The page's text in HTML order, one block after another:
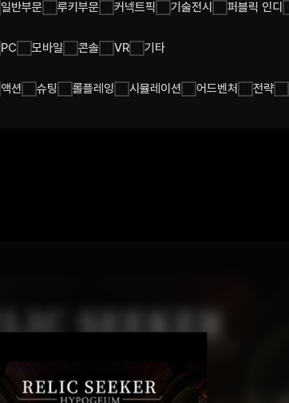
일반부문 루키부문 커넥트픽 기술전시 퍼블릭 인디
PC 모바일 콘솔 VR 기타
액션 슈팅 롤플레잉 시뮬레이션 어드벤처 전략